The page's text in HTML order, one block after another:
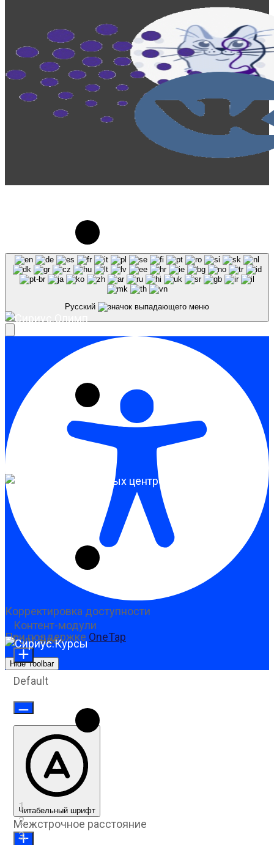
использовании материалов сайта galaktika64.ru
ссылка на источник обязательна.
Русский
Корректировка доступности
При поддержке OneTap
Hide Toolbar
Контент-модули
Font Size
Default
Читабельный шрифт
Межстрочное расстояние